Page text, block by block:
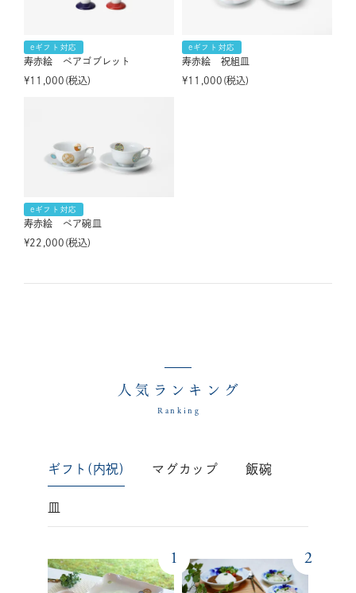
eギフト対応
寿赤絵 ペアゴブレット
¥11,000 税込
eギフト対応
寿赤絵 祝組皿
¥11,000 税込
eギフト対応
寿赤絵 ペア碗皿
¥22,000 税込
人気ランキング
Ranking
ギフト(内祝) マグカップ 飯碗
皿
1 2